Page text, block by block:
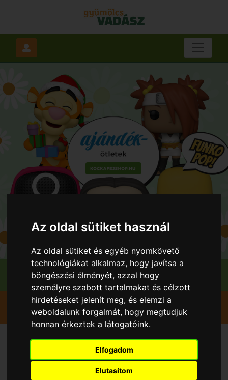
Az oldal sütiket használ
Az oldal sütiket és egyéb nyomkövető
technológiákat alkalmaz, hogy javítsa a
böngészési élményét, azzal hogy
személyre szabott tartalmakat és célzott
hirdetéseket jelenít meg, és elemzi a
weboldalunk forgalmát, hogy megtudjuk
honnan érkeztek a látogatóink.
Elfogadom
Elutasítom
Szedd magad Eper Földieper
Rajka
Eperország Kft
Szedd magad Eper Földieper,
Rajka településen 2026 évben